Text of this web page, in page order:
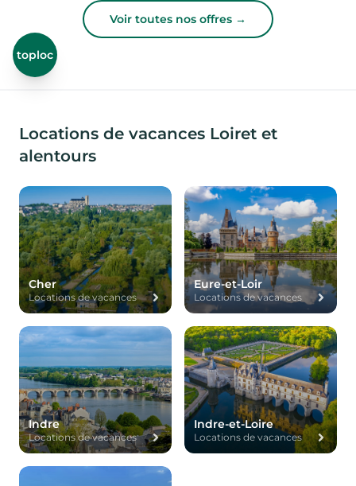
Voir toutes nos offres →
toploc
Locations de vacances Loiret et
alentours
Cher
Locations de vacances
Eure-et-Loir
Locations de vacances
Indre
Locations de vacances
Indre-et-Loire
Locations de vacances